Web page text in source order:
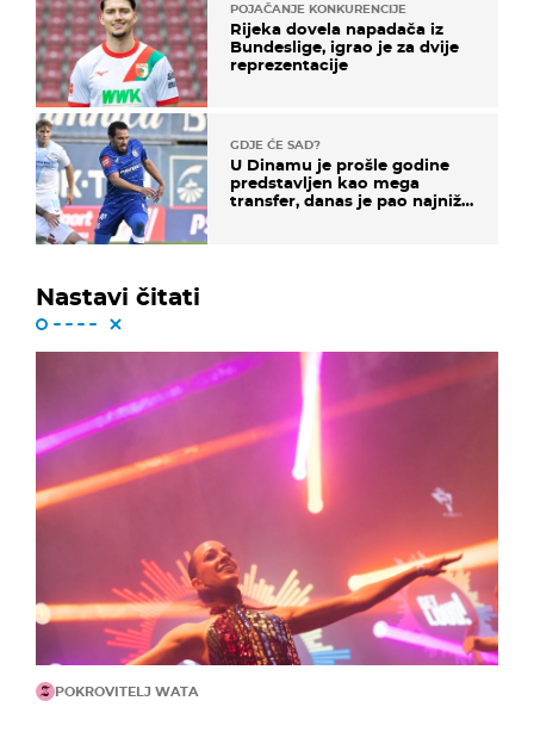
POJAČANJE KONKURENCIJE
Rijeka dovela napadača iz
Bundeslige, igrao je za dvije
reprezentacije
GDJE ĆE SAD?
U Dinamu je prošle godine
predstavljen kao mega
transfer, danas je pao najniže
Nastavi čitati
POKROVITELJ WATA